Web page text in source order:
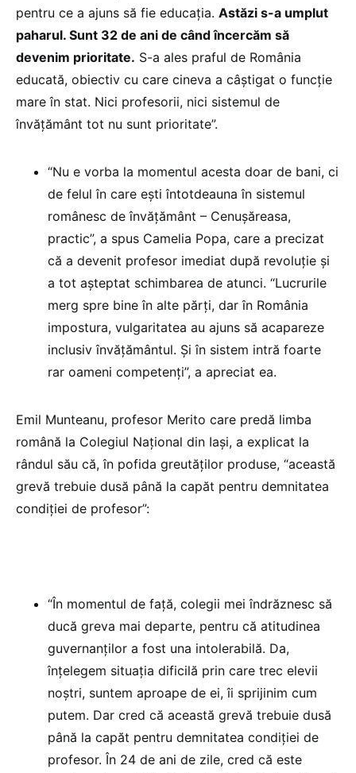
pentru ce a ajuns să fie educația. Astăzi s-a umplut
paharul. Sunt 32 de ani de când încercăm să
devenim prioritate. S-a ales praful de România
educată, obiectiv cu care cineva a câștigat o funcție
mare în stat. Nici profesorii, nici sistemul de
învățământ tot nu sunt prioritate”.
“Nu e vorba la momentul acesta doar de bani, ci
de felul în care ești întotdeauna în sistemul
românesc de învățământ – Cenușăreasa,
practic”, a spus Camelia Popa, care a precizat
că a devenit profesor imediat după revoluție și
a tot așteptat schimbarea de atunci. “Lucrurile
merg spre bine în alte părți, dar în România
impostura, vulgaritatea au ajuns să acapareze
inclusiv învățământul. Și în sistem intră foarte
rar oameni competenți”, a apreciat ea.
Emil Munteanu, profesor Merito care predă limba
română la Colegiul Național din Iași, a explicat la
rândul său că, în pofida greutăților produse, “această
grevă trebuie dusă până la capăt pentru demnitatea
condiției de profesor”:
“În momentul de față, colegii mei îndrăznesc să
ducă greva mai departe, pentru că atitudinea
guvernanților a fost una intolerabilă. Da,
înțelegem situația dificilă prin care trec elevii
noștri, suntem aproape de ei, îi sprijinim cum
putem. Dar cred că această grevă trebuie dusă
până la capăt pentru demnitatea condiției de
profesor. În 24 de ani de zile, cred că este